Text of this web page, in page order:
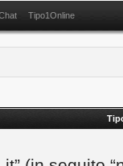
Tipo1Online